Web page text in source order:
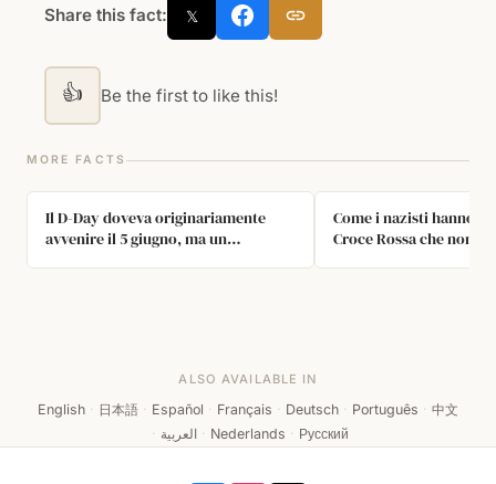
Share this fact: 𝕏
👍 Be the first to like this!
MORE FACTS
Il D-Day doveva originariamente
avvenire il 5 giugno, ma un
Come i nazisti hanno
Croce Rossa che non
ALSO AVAILABLE IN
English · 日本語 · Español · Français · Deutsch · Português · 中文
· العربية · Nederlands · Русский